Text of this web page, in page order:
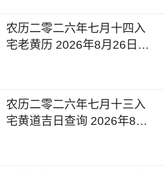
农历二零二六年七月十四入
宅老黄历 2026年8月26日黄
农历二零二六年七月十三入
宅黄道吉日查询 2026年8月